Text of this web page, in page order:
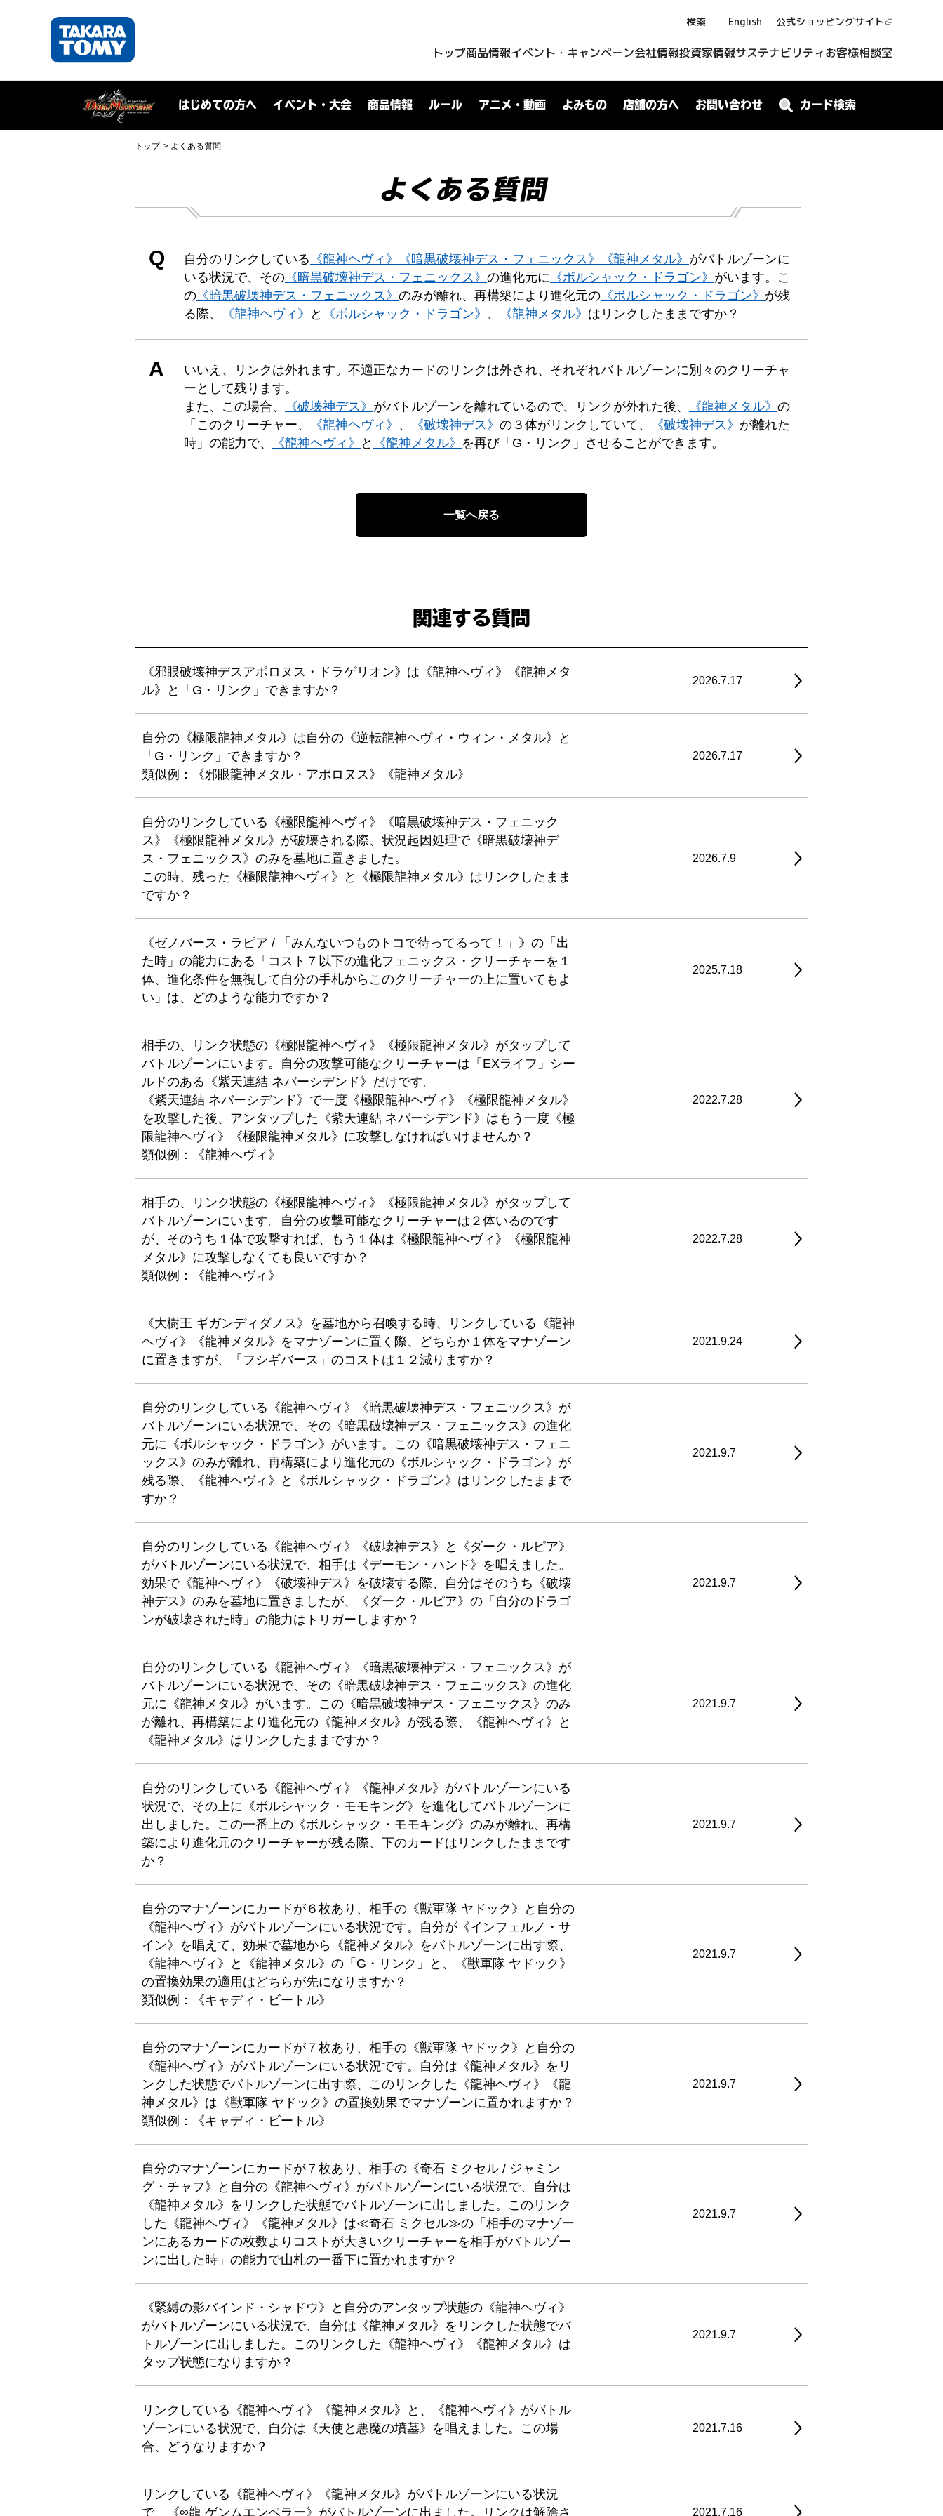
検索 English 公式ショッピングサイト
トップ商品情報イベント・キャンペーン会社情報投資家情報サステナビリティお客様相談室
はじめての方へ イベント・大会 商品情報 ルール アニメ・動画 よみもの 店舗の方へ お問い合わせ カード検索
トップ よくある質問
よくある質問
Q 自分のリンクしている 《龍神ヘヴィ》 《暗黒破壊神デス・フェニックス》 《龍神メタル》 がバトルゾーンに
いる状況で、その 《暗黒破壊神デス・フェニックス》 の進化元に 《ボルシャック・ドラゴン》 がいます。こ
の 《暗黒破壊神デス・フェニックス》 のみが離れ、再構築により進化元の 《ボルシャック・ドラゴン》 が残
る際、
《龍神ヘヴィ》 と 《ボルシャック・ドラゴン》 、 《龍神メタル》 はリンクしたままですか？
A
いいえ、リンクは外れます。不適正なカードのリンクは外され、それぞれバトルゾーンに別々のクリーチャ
ーとして残ります。
また、この場合、
《破壊神デス》 がバトルゾーンを離れているので、リンクが外れた後、 《龍神メタル》 の
「このクリーチャー、
《龍神ヘヴィ》 、 《破壊神デス》 の３体がリンクしていて、 《破壊神デス》 が離れた
時」の能力で、
《龍神ヘヴィ》 と 《龍神メタル》 を再び「G・リンク」させることができます。
一覧へ戻る
関連する質問
《邪眼破壊神デスアポロヌス・ドラゲリオン》は《龍神ヘヴィ》《龍神メタ
ル》と「G・リンク」できますか？
2026.7.17
自分の《極限龍神メタル》は自分の《逆転龍神ヘヴィ・ウィン・メタル》と
「G・リンク」できますか？
類似例：《邪眼龍神メタル・アポロヌス》《龍神メタル》
2026.7.17
自分のリンクしている《極限龍神ヘヴィ》《暗黒破壊神デス・フェニック
ス》《極限龍神メタル》が破壊される際、状況起因処理で《暗黒破壊神デ
ス・フェニックス》のみを墓地に置きました。
この時、残った《極限龍神ヘヴィ》と《極限龍神メタル》はリンクしたまま
ですか？
2026.7.9
《ゼノバース・ラピア / 「みんないつものトコで待ってるって！」》の「出
た時」の能力にある「コスト７以下の進化フェニックス・クリーチャーを１
体、進化条件を無視して自分の手札からこのクリーチャーの上に置いてもよ
い」は、どのような能力ですか？
2025.7.18
相手の、リンク状態の《極限龍神ヘヴィ》《極限龍神メタル》がタップして
バトルゾーンにいます。自分の攻撃可能なクリーチャーは「EXライフ」シー
ルドのある《紫天連結 ネバーシデンド》だけです。
《紫天連結 ネバーシデンド》で一度《極限龍神ヘヴィ》《極限龍神メタル》
を攻撃した後、アンタップした《紫天連結 ネバーシデンド》はもう一度《極
限龍神ヘヴィ》《極限龍神メタル》に攻撃しなければいけませんか？
類似例：《龍神ヘヴィ》
2022.7.28
相手の、リンク状態の《極限龍神ヘヴィ》《極限龍神メタル》がタップして
バトルゾーンにいます。自分の攻撃可能なクリーチャーは２体いるのです
が、そのうち１体で攻撃すれば、もう１体は《極限龍神ヘヴィ》《極限龍神
メタル》に攻撃しなくても良いですか？
類似例：《龍神ヘヴィ》
2022.7.28
《大樹王 ギガンディダノス》を墓地から召喚する時、リンクしている《龍神
ヘヴィ》《龍神メタル》をマナゾーンに置く際、どちらか１体をマナゾーン
に置きますが、「フシギバース」のコストは１２減りますか？
2021.9.24
自分のリンクしている《龍神ヘヴィ》《暗黒破壊神デス・フェニックス》が
バトルゾーンにいる状況で、その《暗黒破壊神デス・フェニックス》の進化
元に《ボルシャック・ドラゴン》がいます。この《暗黒破壊神デス・フェニ
ックス》のみが離れ、再構築により進化元の《ボルシャック・ドラゴン》が
残る際、《龍神ヘヴィ》と《ボルシャック・ドラゴン》はリンクしたままで
すか？
2021.9.7
自分のリンクしている《龍神ヘヴィ》《破壊神デス》と《ダーク・ルピア》
がバトルゾーンにいる状況で、相手は《デーモン・ハンド》を唱えました。
効果で《龍神ヘヴィ》《破壊神デス》を破壊する際、自分はそのうち《破壊
神デス》のみを墓地に置きましたが、《ダーク・ルピア》の「自分のドラゴ
ンが破壊された時」の能力はトリガーしますか？
2021.9.7
自分のリンクしている《龍神ヘヴィ》《暗黒破壊神デス・フェニックス》が
バトルゾーンにいる状況で、その《暗黒破壊神デス・フェニックス》の進化
元に《龍神メタル》がいます。この《暗黒破壊神デス・フェニックス》のみ
が離れ、再構築により進化元の《龍神メタル》が残る際、《龍神ヘヴィ》と
《龍神メタル》はリンクしたままですか？
2021.9.7
自分のリンクしている《龍神ヘヴィ》《龍神メタル》がバトルゾーンにいる
状況で、その上に《ボルシャック・モモキング》を進化してバトルゾーンに
出しました。この一番上の《ボルシャック・モモキング》のみが離れ、再構
築により進化元のクリーチャーが残る際、下のカードはリンクしたままです
か？
2021.9.7
自分のマナゾーンにカードが６枚あり、相手の《獣軍隊 ヤドック》と自分の
《龍神ヘヴィ》がバトルゾーンにいる状況です。自分が《インフェルノ・サ
イン》を唱えて、効果で墓地から《龍神メタル》をバトルゾーンに出す際、
《龍神ヘヴィ》と《龍神メタル》の「G・リンク」と、《獣軍隊 ヤドック》
の置換効果の適用はどちらが先になりますか？
類似例：《キャディ・ビートル》
2021.9.7
自分のマナゾーンにカードが７枚あり、相手の《獣軍隊 ヤドック》と自分の
《龍神ヘヴィ》がバトルゾーンにいる状況です。自分は《龍神メタル》をリ
ンクした状態でバトルゾーンに出す際、このリンクした《龍神ヘヴィ》《龍
神メタル》は《獣軍隊 ヤドック》の置換効果でマナゾーンに置かれますか？
類似例：《キャディ・ビートル》
2021.9.7
自分のマナゾーンにカードが７枚あり、相手の《奇石 ミクセル / ジャミン
グ・チャフ》と自分の《龍神ヘヴィ》がバトルゾーンにいる状況で、自分は
《龍神メタル》をリンクした状態でバトルゾーンに出しました。このリンク
した《龍神ヘヴィ》《龍神メタル》は≪奇石 ミクセル≫の「相手のマナゾー
ンにあるカードの枚数よりコストが大きいクリーチャーを相手がバトルゾー
ンに出した時」の能力で山札の一番下に置かれますか？
2021.9.7
《緊縛の影バインド・シャドウ》と自分のアンタップ状態の《龍神ヘヴィ》
がバトルゾーンにいる状況で、自分は《龍神メタル》をリンクした状態でバ
トルゾーンに出しました。このリンクした《龍神ヘヴィ》《龍神メタル》は
タップ状態になりますか？
2021.9.7
リンクしている《龍神ヘヴィ》《龍神メタル》と、《龍神ヘヴィ》がバトル
ゾーンにいる状況で、自分は《天使と悪魔の墳墓》を唱えました。この場
合、どうなりますか？
2021.7.16
リンクしている《龍神ヘヴィ》《龍神メタル》がバトルゾーンにいる状況
で、《∞龍 ゲンムエンペラー》がバトルゾーンに出ました。リンクは解除さ
2021.7.16